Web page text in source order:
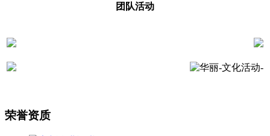
团队活动
荣誉资质